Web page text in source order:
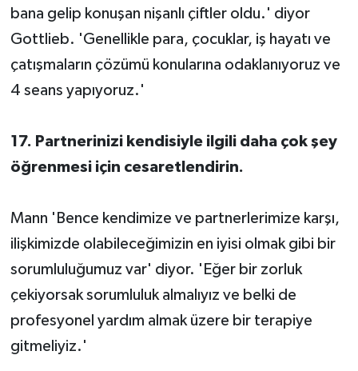
bana gelip konuşan nişanlı çiftler oldu.' diyor
Gottlieb. 'Genellikle para, çocuklar, iş hayatı ve
çatışmaların çözümü konularına odaklanıyoruz ve
4 seans yapıyoruz.'
17. Partnerinizi kendisiyle ilgili daha çok şey
öğrenmesi için cesaretlendirin.
Mann 'Bence kendimize ve partnerlerimize karşı,
ilişkimizde olabileceğimizin en iyisi olmak gibi bir
sorumluluğumuz var' diyor. 'Eğer bir zorluk
çekiyorsak sorumluluk almalıyız ve belki de
profesyonel yardım almak üzere bir terapiye
gitmeliyiz.'